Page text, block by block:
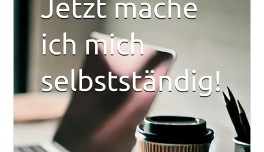
Der
Du
Wissen
In
Ein
Profitables
Business
Verwandeln
Wirst.
Thomas
Klußmann
Und
Christoph
Schreiber